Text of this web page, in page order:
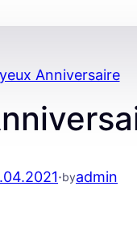
Anniversaire
·byadmin